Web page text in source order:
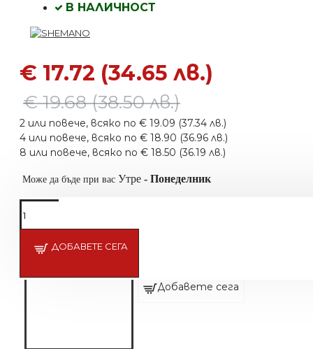
€ 17.72 (34.65 лв.)
€ 19.68 (38.50 лв.)
2 или повече, всяко по € 19.09 (37.34 лв.)
4 или повече, всяко по € 18.90 (36.96 лв.)
8 или повече, всяко по € 18.50 (36.19 лв.)
В НАЛИЧНОСТ
Може да бъде при вас Утре - Понеделник
ДОБАВЕТЕ СЕГА
Добавете сега